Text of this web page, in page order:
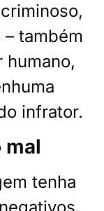
– também
infrator.
mal
tenha